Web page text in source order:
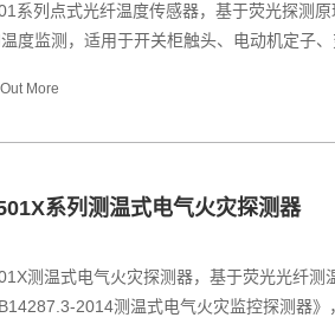
系列点式光纤温度传感器，基于荧光探测
度监测，适用于开关柜触头、电动机定子、
More
系列测温式电气火灾探测器
测温式电气火灾探测器，基于荧光光纤测
2014测温式电气火灾监控探测器》